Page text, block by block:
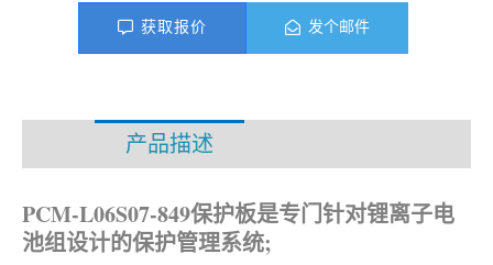
获取报价 发个邮件
产品描述
PCM-L06S07-849保护板是专门针对锂离子电
池组设计的保护管理系统;